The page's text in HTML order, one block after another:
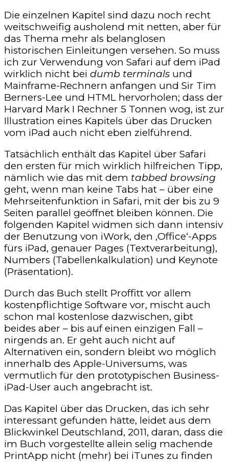
Die einzelnen Kapitel sind dazu noch recht
weitschweifig ausholend mit netten, aber für
das Thema mehr als belanglosen
historischen Einleitungen versehen. So muss
ich zur Verwendung von Safari auf dem iPad
wirklich nicht bei dumb terminals und
Mainframe-Rechnern anfangen und Sir Tim
Berners-Lee und HTML hervorholen; dass der
Harvard Mark I Rechner 5 Tonnen wog, ist zur
Illustration eines Kapitels über das Drucken
vom iPad auch nicht eben zielführend.
Tatsächlich enthält das Kapitel über Safari
den ersten für mich wirklich hilfreichen Tipp,
nämlich wie das mit dem tabbed browsing
geht, wenn man keine Tabs hat – über eine
Mehrseitenfunktion in Safari, mit der bis zu 9
Seiten parallel geöffnet bleiben können. Die
folgenden Kapitel widmen sich dann intensiv
der Benutzung von iWork, den ‚Office‘-Apps
fürs iPad, genauer Pages (Textverarbeitung),
Numbers (Tabellenkalkulation) und Keynote
(Präsentation).
Durch das Buch stellt Proffitt vor allem
kostenpflichtige Software vor, mischt auch
schon mal kostenlose dazwischen, gibt
beides aber – bis auf einen einzigen Fall –
nirgends an. Er geht auch nicht auf
Alternativen ein, sondern bleibt wo möglich
innerhalb des Apple-Universums, was
vermutlich für den prototypischen Business-
iPad-User auch angebracht ist.
Das Kapitel über das Drucken, das ich sehr
interessant gefunden hätte, leidet aus dem
Blickwinkel Deutschland, 2011, daran, dass die
im Buch vorgestellte allein selig machende
PrintApp nicht (mehr) bei iTunes zu finden